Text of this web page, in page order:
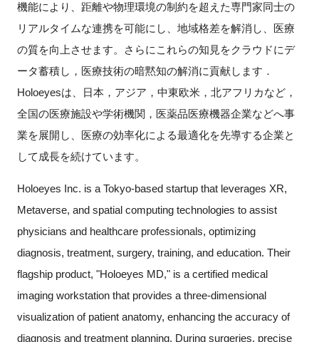
機能により、距離や物理環境の制約を超えた専門家同士の
リアルタイムな連携を可能にし、地域格差を解消し、医療
の質を向上させます。さらにこれらの知見をクラウドにデ
ータ蓄積し，医療技術の暗黙知の解消に貢献します．
Holoeyesは、日本，アジア，中東欧米，北アフリカなど，
全国の医療施設や学術機関，医薬品医療機器企業などへ事
業を展開し、医療の効率化による最適化を先導する企業と
して成長を続けています。
Holoeyes Inc. is a Tokyo-based startup that leverages XR,
Metaverse, and spatial computing technologies to assist
physicians and healthcare professionals, optimizing
diagnosis, treatment, surgery, training, and education. Their
flagship product, "Holoeyes MD," is a certified medical
imaging workstation that provides a three-dimensional
visualization of patient anatomy, enhancing the accuracy of
diagnosis and treatment planning. During surgeries, precise